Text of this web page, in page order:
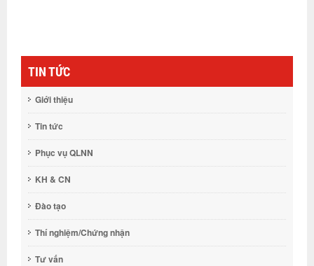
TIN TỨC
Giới thiệu
Tin tức
Phục vụ QLNN
KH & CN
Đào tạo
Thí nghiệm/Chứng nhận
Tư vấn